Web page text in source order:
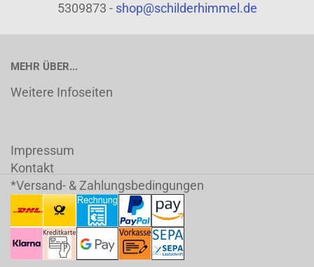
5309873 - shop@schilderhimmel.de
MEHR ÜBER...
Weitere Infoseiten
Impressum
Kontakt
*Versand- & Zahlungsbedingungen